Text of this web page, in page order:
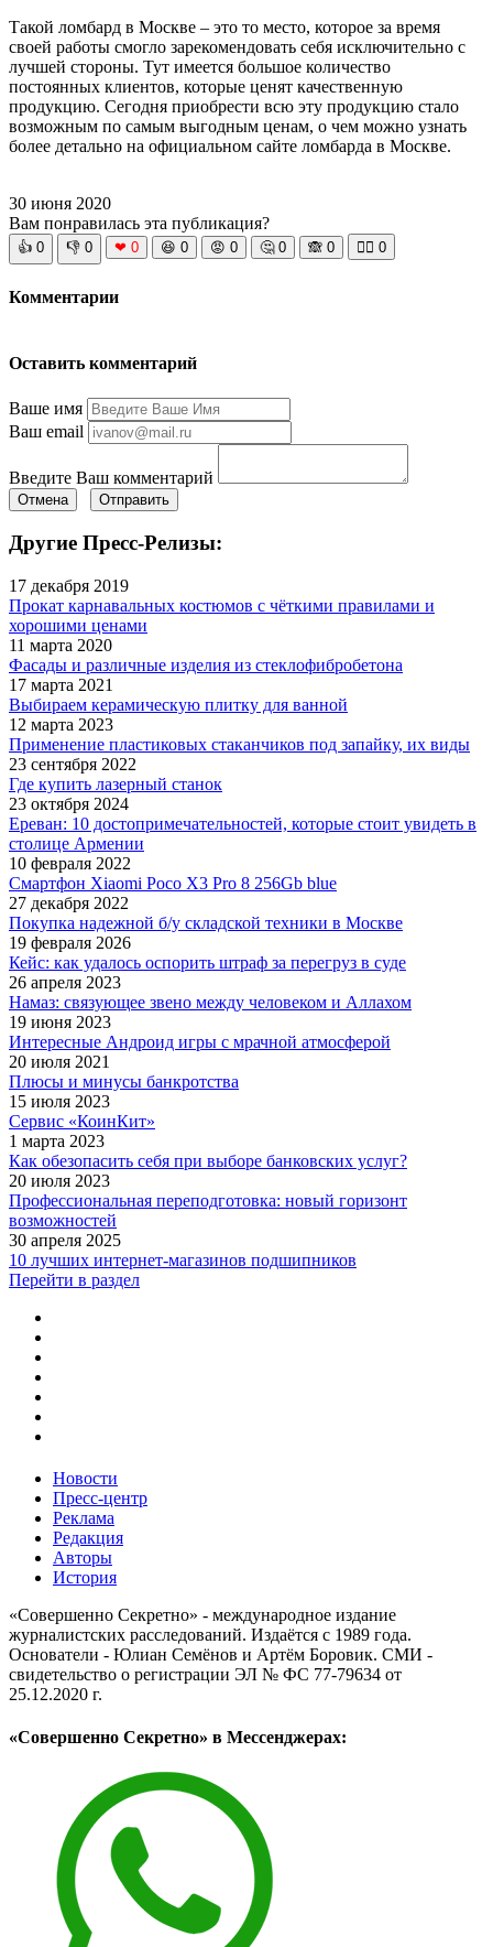
Такой ломбард в Москве – это то место, которое за время
своей работы смогло зарекомендовать себя исключительно с
лучшей стороны. Тут имеется большое количество
постоянных клиентов, которые ценят качественную
продукцию. Сегодня приобрести всю эту продукцию стало
возможным по самым выгодным ценам, о чем можно узнать
более детально на официальном сайте ломбарда в Москве.
30 июня 2020
Вам понравилась эта публикация?
👍 0 👎 0 ❤ 0 😆 0 😡 0 🤔 0 🙈 0 🧘‍♀️ 0
Комментарии
Оставить комментарий
Ваше имя
Ваш email
Введите Ваш комментарий
Отмена Отправить
Другие Пресс-Релизы:
17 декабря 2019
Прокат карнавальных костюмов с чёткими правилами и
хорошими ценами
11 марта 2020
Фасады и различные изделия из стеклофибробетона
17 марта 2021
Выбираем керамическую плитку для ванной
12 марта 2023
Применение пластиковых стаканчиков под запайку, их виды
23 сентября 2022
Где купить лазерный станок
23 октября 2024
Ереван: 10 достопримечательностей, которые стоит увидеть в
столице Армении
10 февраля 2022
Смартфон Xiaomi Poco X3 Pro 8 256Gb blue
27 декабря 2022
Покупка надежной б/у складской техники в Москве
19 февраля 2026
Кейс: как удалось оспорить штраф за перегруз в суде
26 апреля 2023
Намаз: связующее звено между человеком и Аллахом
19 июня 2023
Интересные Андроид игры с мрачной атмосферой
20 июля 2021
Плюсы и минусы банкротства
15 июля 2023
Сервис «КоинКит»
1 марта 2023
Как обезопасить себя при выборе банковских услуг?
20 июля 2023
Профессиональная переподготовка: новый горизонт
возможностей
30 апреля 2025
10 лучших интернет-магазинов подшипников
Перейти в раздел
Новости
Пресс-центр
Реклама
Редакция
Авторы
История
«Совершенно Секретно» - международное издание
журналистских расследований. Издаётся с 1989 года.
Основатели - Юлиан Семёнов и Артём Боровик. CМИ -
свидетельство о регистрации ЭЛ № ФС 77-79634 от
25.12.2020 г.
«Совершенно Секретно» в Мессенджерах: